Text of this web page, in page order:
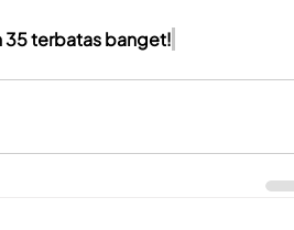
35 terbatas banget!